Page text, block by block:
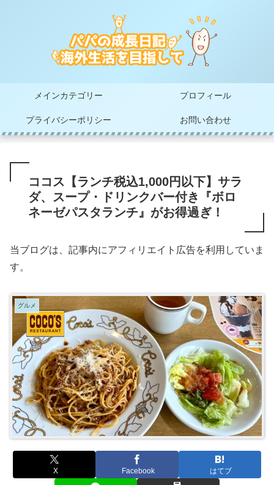
メインカテゴリー プロフィール
プライバシーポリシー お問い合わせ
ココス【ランチ税込1,000円以下】サラ
ダ、スープ・ドリンクバー付き『ボロ
ネーゼパスタランチ』がお得過ぎ！
当ブログは、記事内にアフィリエイト広告を利用していま
す。
グルメ
X Facebook はてブ